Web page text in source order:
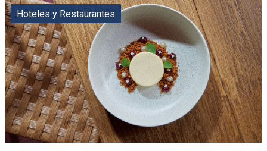
Hoteles y Restaurantes